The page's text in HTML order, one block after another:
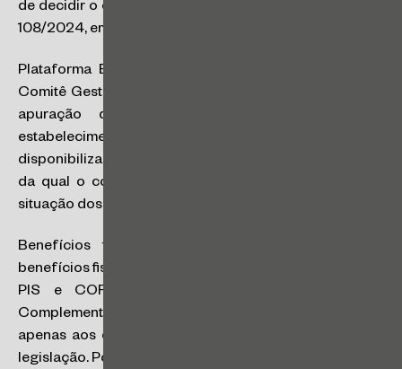
de decidir o contencioso administrativo. Objeto do PLP
108/2024, em tramitação na Câmara dos Deputados.
Plataforma Eletrônica Unificada: sistema gerido pelo
Comitê Gestor e pela Receita Federal, consolidando a
apuração do IBS e da CBS de todos os
estabelecimentos do contribuinte no mês. É prevista a
disponibilização de uma “apuração assistida”, por meio
da qual o contribuinte terá acesso, em tempo real, à
situação dos seus débitos e créditos de IBS e CBS.
Benefícios fiscais: diferentemente dos incontáveis
benefícios fiscais concedidos em relação ao ICMS, ISS,
PIS e COFINS, os benefícios previstos na Lei
Complementar nº 214/2025 para o IBS e a CBS valerão
apenas aos casos expressamente listados na referida
legislação. Por sua vez, será criado um fundo específico